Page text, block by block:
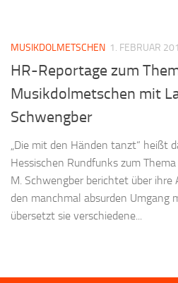
MUSIKDOLMETSCHEN 1. FEBRUAR
HR-Reportage zum
Musikdolmetschen mit
Schwengber
„Die mit den Händen tanzt“ heißt
Hessischen Rundfunks zum
M. Schwengber berichtet über ihre
den manchmal absurden Umgang
übersetzt sie verschiedene...